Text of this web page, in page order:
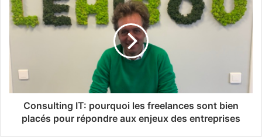
Consulting IT: pourquoi les freelances sont bien
placés pour répondre aux enjeux des entreprises